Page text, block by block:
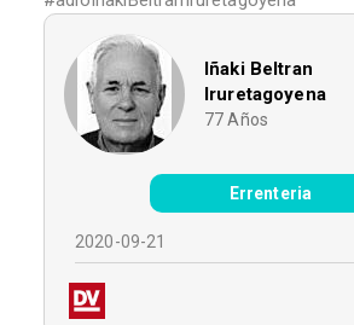
Iñaki Beltran
Iruretagoyena
77 Años
Errenteria
2020-09-21